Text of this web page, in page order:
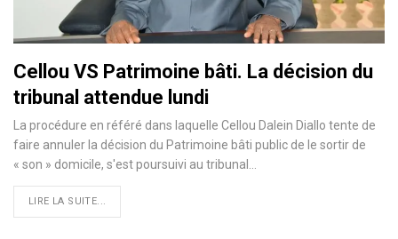
Cellou VS Patrimoine bâti. La décision du
tribunal attendue lundi
La procédure en référé dans laquelle Cellou Dalein Diallo tente de
faire annuler la décision du Patrimoine bâti public de le sortir de
« son » domicile, s'est poursuivi au tribunal…
LIRE LA SUITE...